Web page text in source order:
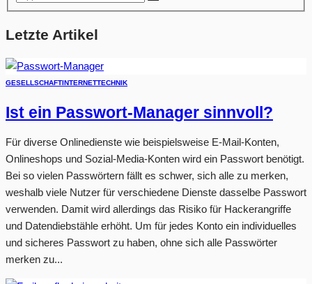
Letzte Artikel
GESELLSCHAFTINTERNETTECHNIK
Ist ein Passwort-Manager sinnvoll?
Für diverse Onlinedienste wie beispielsweise E-Mail-Konten,
Onlineshops und Sozial-Media-Konten wird ein Passwort benötigt.
Bei so vielen Passwörtern fällt es schwer, sich alle zu merken,
weshalb viele Nutzer für verschiedene Dienste dasselbe Passwort
verwenden. Damit wird allerdings das Risiko für Hackerangriffe
und Datendiebstähle erhöht. Um für jedes Konto ein individuelles
und sicheres Passwort zu haben, ohne sich alle Passwörter
merken zu...